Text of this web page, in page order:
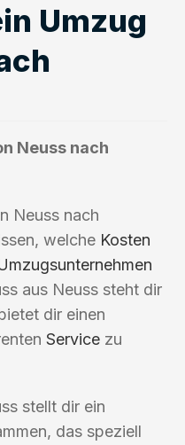
Umzug
Neuss nach
Neuss nach
welche Kosten
aus Neuss steht dir
dir einen
Service zu
stellt dir ein
das speziell